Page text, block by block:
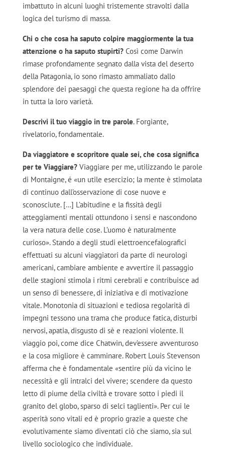
imbattuto in alcuni luoghi tristemente stravolti dalla
logica del turismo di massa.
Chi o che cosa ha saputo colpire maggiormente la tua
attenzione o ha saputo stupirti?Così come Darwin
rimase profondamente segnato dalla vista del deserto
della Patagonia, io sono rimasto ammaliato dallo
splendore dei paesaggi che questa regione ha da offrire
in tutta la loro varietà.
Descrivi il tuo viaggio in tre parole. Forgiante,
rivelatorio, fondamentale.
Da viaggiatore e scopritore quale sei, che cosa significa
per te Viaggiare?Viaggiare per me, utilizzando le parole
di Montaigne, é «un utile esercizio; la mente è stimolata
di continuo dall’osservazione di cose nuove e
sconosciute. […] L’abitudine e la fissità degli
atteggiamenti mentali ottundono i sensi e nascondono
la vera natura delle cose. L’uomo è naturalmente
curioso». Stando a degli studi elettroencefalografici
effettuati su alcuni viaggiatori da parte di neurologi
americani, cambiare ambiente e avvertire il passaggio
delle stagioni stimola i ritmi cerebrali e contribuisce ad
un senso di benessere, di iniziativa e di motivazione
vitale. Monotonia di situazioni e tediosa regolarità di
impegni tessono una trama che produce fatica, disturbi
nervosi, apatia, disgusto di sè e reazioni violente. Il
viaggio poi, come dice Chatwin, dev’essere avventuroso
e la cosa migliore è camminare. Robert Louis Stevenson
afferma che è fondamentale «sentire più da vicino le
necessità e gli intralci del vivere; scendere da questo
letto di piume della civiltà e trovare sotto i piedi il
granito del globo, sparso di selci taglienti». Per cui le
asperità sono vitali ed è proprio grazie a queste che
evolutivamente siamo diventati ciò che siamo, sia sul
livello sociologico che individuale.